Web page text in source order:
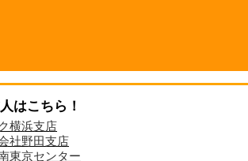
はこちら！
横浜支店
社野田支店
東京センター